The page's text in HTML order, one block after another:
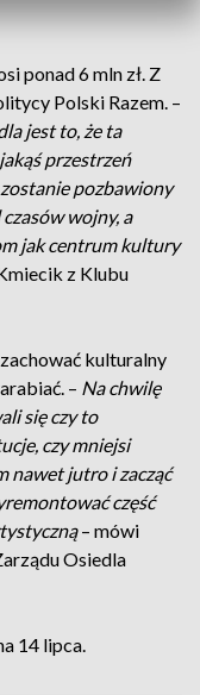
ponad 6 mln zł. Z
Polski Razem. –
jest to, że ta
przestrzeń
pozbawiony
wojny, a
jak centrum kultury
z Klubu
kulturalny
– Na chwilę
się czy to
czy mniejsi
nawet jutro i zacząć
część
– mówi
Osiedla
14 lipca.